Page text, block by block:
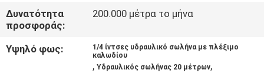
ΜΕ
ΕΙΔΉΣΕΙΣ
Δυνατότητα
προσφοράς:
200.000 μέτρα το μήνα
Υψηλό φως:
1/4 ίντσες υδραυλικό σωλήνα με πλέξιμο
καλωδίου
,Υδραυλικός σωλήνας 20 μέτρων,